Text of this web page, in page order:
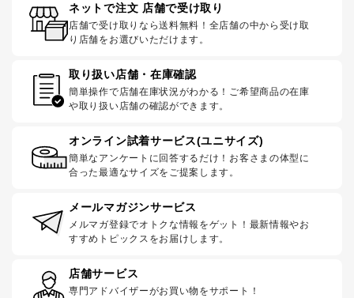
ネットで注文 店舗で受け取り
店舗で受け取りなら送料無料！全店舗の中から受け取
り店舗をお選びいただけます。
取り扱い店舗・在庫確認
簡単操作で店舗在庫状況がわかる！ご希望商品の在庫
や取り扱い店舗の確認ができます。
オンライン試着サービス(ユニサイズ)
簡単なアンケートに回答するだけ！お客さまの体型に
合った最適なサイズをご提案します。
メールマガジンサービス
メルマガ登録でオトクな情報をゲット！最新情報やお
すすめトピックスをお届けします。
店舗サービス
専門アドバイザーがお買い物をサポート！